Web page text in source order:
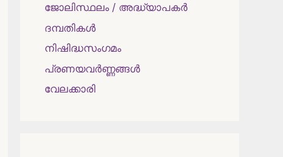
ജോലിസ്ഥലം / അദ്ധ്യാപകർ
ദമ്പതികള്‍
നിഷിദ്ധസംഗമം
പ്രണയവർണ്ണങ്ങൾ
വേലക്കാരി